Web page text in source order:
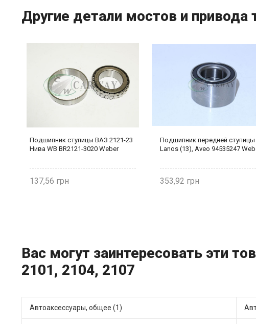
Другие детали мостов и привода
Подшипник ступицы ВАЗ 2121-23
Нива WB BR2121-3020 Weber
137,56
Подшипник передней ступицы
Lanos (13), Aveo 94535247
353,92
Вас могут заинтересовать эти
2101, 2104, 2107
Автоаксессуары, общее (1)